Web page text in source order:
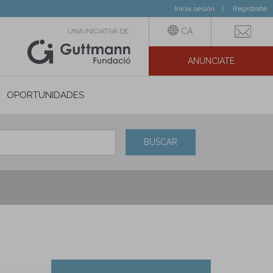
Inicia sesión Regístrate
UNA INICIATIVA DE: CA
ANÚNCIATE
SOCIAL
OPORTUNIDADES
BUSCAR